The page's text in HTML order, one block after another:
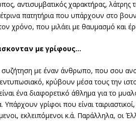
αντισυμβατικός χαρακτήρας,
πατητήρια που υπάρχουν στο
χρόνο, που μιλάει με θαυμασμό και
με γρίφους…
συζήτηση με έναν άνθρωπο, που σου
κρύβουν μέσα τους την
ένα διαφορετικό άθλημα για το
Υπάρχουν γρίφοι που είναι
εκλειπόμενοι κ.ά. Παράλληλα, οι